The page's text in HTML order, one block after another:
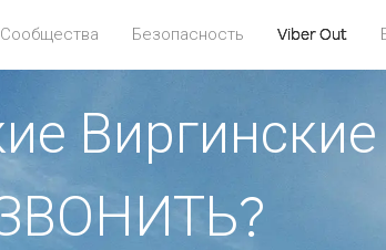
Сообщества Безопасность Viber Out